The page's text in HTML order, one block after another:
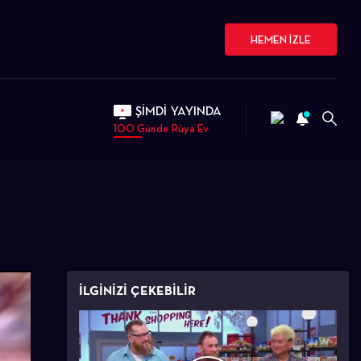
HEMEN İZLE
ŞİMDİ YAYINDA
100 Günde Rüya Ev
İLGİNİZİ ÇEKEBİLİR